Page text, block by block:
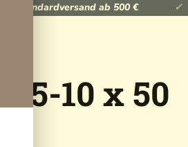
Standardversand ab 500 €
10 x 50